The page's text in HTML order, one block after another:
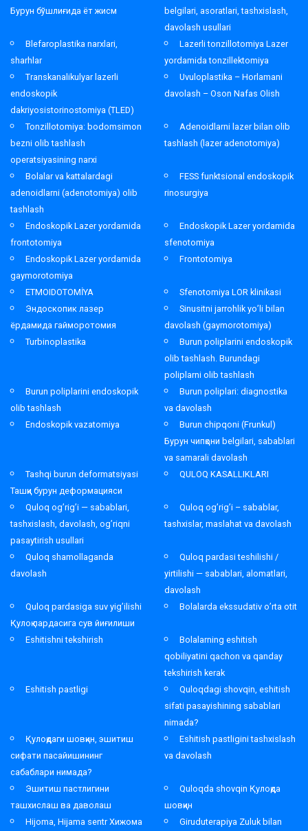
Бурун бўшлиғида ёт жисм
belgilari, asoratlari, tashxislash,
davolash usullari
Blefaroplastika narxlari,
sharhlar
Lazerli tonzillotomiya Lazer
yordamida tonzillektomiya
Transkanalikulyar lazerli
endoskopik
dakriyosistorinostomiya (TLED)
Uvuloplastika – Horlamani
davolash – Oson Nafas Olish
Tonzillotomiya: bodomsimon
bezni olib tashlash
operatsiyasining narxi
Adenoidlarni lazer bilan olib
tashlash (lazer adenotomiya)
Bolalar va kattalardagi
adenoidlarni (adenotomiya) olib
tashlash
FESS funktsional endoskopik
rinosurgiya
Endoskopik Lazer yordamida
frontotomiya
Endoskopik Lazer yordamida
sfenotomiya
Endoskopik Lazer yordamida
gaymorotomiya
Frontotomiya
ETMOIDOTOMİYA
Sfenotomiya LOR klinikasi
Эндоскопик лазер
ёрдамида гайморотомия
Sinusitni jarrohlik yo’li bilan
davolash (gaymorotomiya)
Turbinoplastika
Burun poliplarini endoskopik
olib tashlash. Burundagi
poliplarni olib tashlash
Burun poliplarini endoskopik
olib tashlash
Burun poliplari: diagnostika
va davolash
Endoskopik vazatomiya
Burun chipqoni (Frunkul)
Бурун чипқони belgilari, sabablari
va samarali davolash
Tashqi burun deformatsiyasi
Ташқи бурун деформацияси
QULOQ KASALLIKLARI
Quloq og’rig’i — sabablari,
tashxislash, davolash, og’riqni
pasaytirish usullari
Quloq og’rig’i – sabablar,
tashxislar, maslahat va davolash
Quloq shamollaganda
davolash
Quloq pardasi teshilishi /
yirtilishi — sabablari, alomatlari,
davolash
Quloq pardasiga suv yig’ilishi
Қулоқ пардасига сув йиғилиши
Bolalarda ekssudativ o’rta otit
Eshitishni tekshirish
Bolalarning eshitish
qobiliyatini qachon va qanday
tekshirish kerak
Eshitish pastligi
Quloqdagi shovqin, eshitish
sifati pasayishining sabablari
nimada?
Қулоқдаги шовқин, эшитиш
сифати пасайишининг
сабаблари нимада?
Eshitish pastligini tashxislash
va davolash
Эшитиш пастлигини
ташхислаш ва даволаш
Quloqda shovqin Қулоқда
шовқин
Hijoma, Hijama sentr Хижома
Giruduterapiya Zuluk bilan